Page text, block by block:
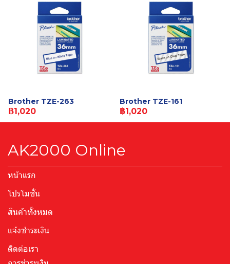
Brother TZE-263
฿1,020
Brother TZE-161
฿1,020
AK2000 Online
หน้าแรก
โปรโมชั่น
สินค้าทั้งหมด
แจ้งชำระเงิน
ติดต่อเรา